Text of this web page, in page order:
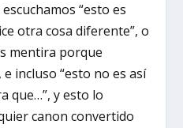
“esto es
otra cosa diferente”, o
mentira porque
e incluso “esto no es así
que…”, y esto lo
canon convertido